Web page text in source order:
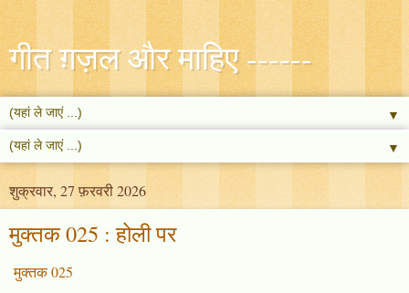
गीत ग़ज़ल और माहिए ------
▼
▼
शुक्रवार, 27 फ़रवरी 2026
मुक्तक 025 : होली पर
मुक्तक 025